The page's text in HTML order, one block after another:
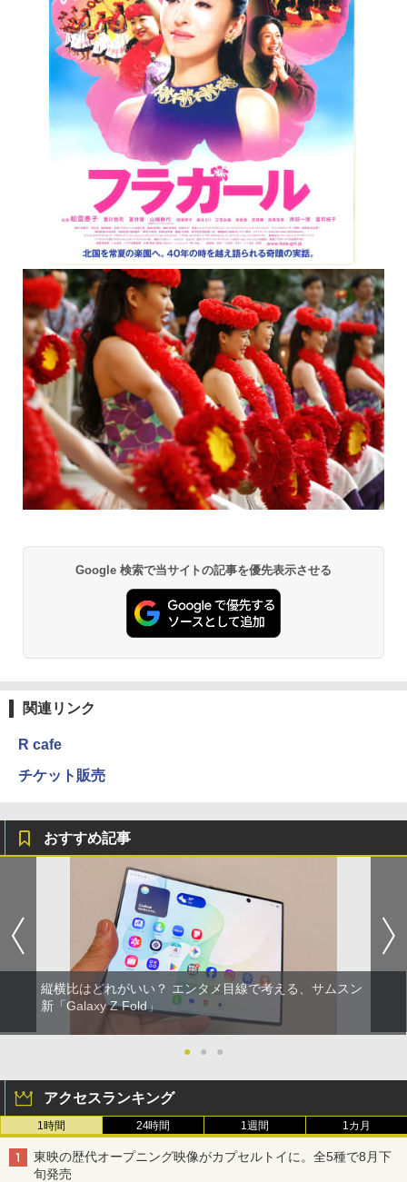
Google 検索で当サイトの記事を優先表示させる
関連リンク
R cafe
チケット販売
おすすめ記事
縦横比はどれがいい？ エンタメ目線で考える、サムスン
新「Galaxy Z Fold」
● ● ●
アクセスランキング
1時間 24時間 1週間 1カ月
東映の歴代オープニング映像がカプセルトイに。全5種で8月下
旬発売